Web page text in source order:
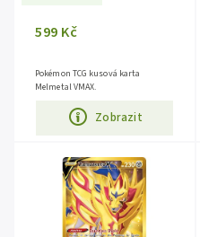
599 Kč
Zobrazit
Pokémon TCG kusová karta
Melmetal VMAX.